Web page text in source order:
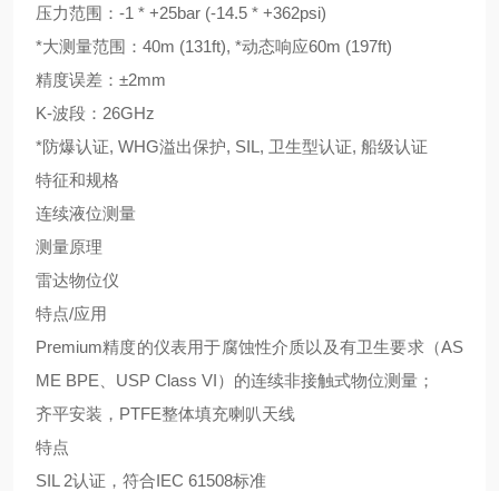
压力范围：-1 * +25bar (-14.5 * +362psi)
*大测量范围：40m (131ft), *动态响应60m (197ft)
精度误差：±2mm
K-波段：26GHz
*防爆认证, WHG溢出保护, SIL, 卫生型认证, 船级认证
特征和规格
连续液位测量
测量原理
雷达物位仪
特点/应用
Premium精度的仪表用于腐蚀性介质以及有卫生要求（AS
ME BPE、USP Class VI）的连续非接触式物位测量；
齐平安装，PTFE整体填充喇叭天线
特点
SIL 2认证，符合IEC 61508标准